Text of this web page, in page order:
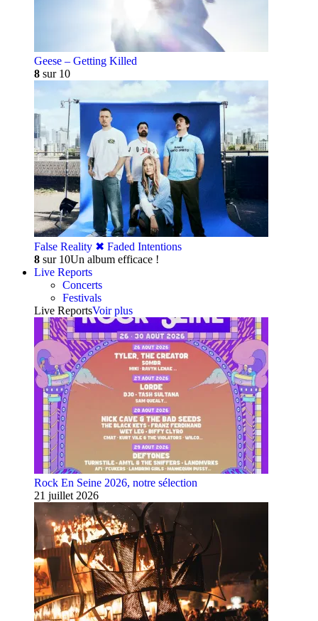
Geese – Getting Killed
8 sur 10
False Reality ✖︎ Faded Intentions
8 sur 10Un album efficace !
Live Reports
Concerts
Festivals
Live ReportsVoir plus
Rock En Seine 2026, notre sélection
21 juillet 2026